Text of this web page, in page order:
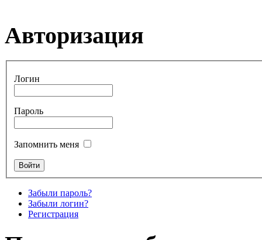
Авторизация
Логин
Пароль
Запомнить меня
Забыли пароль?
Забыли логин?
Регистрация